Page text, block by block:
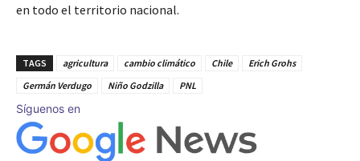
en todo el territorio nacional.
TAGS agricultura cambio climático Chile
Erich Grohs
Germán Verdugo
Niño Godzilla PNL
Síguenos en